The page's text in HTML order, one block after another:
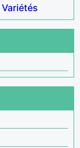
Variétés